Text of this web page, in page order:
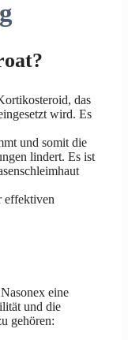
das
wird. Es
und somit die
lindert. Es ist
effektiven
eine
und die
gehören: